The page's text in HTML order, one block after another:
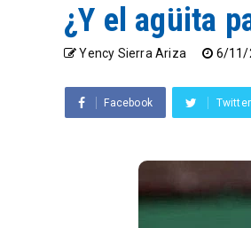
¿Y el agüita
Yency Sierra Ariza 6/11/
Facebook Twitter